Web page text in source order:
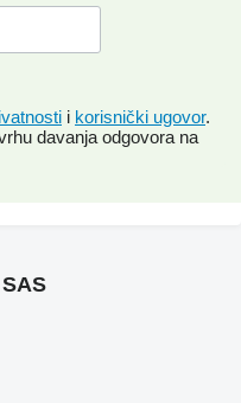
i korisnički ugovor.
davanja odgovora na